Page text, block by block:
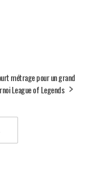
métrage pour un grand
League of Legends